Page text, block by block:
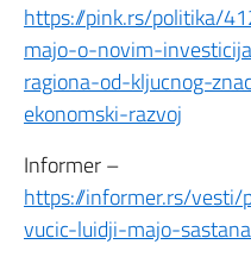
https://pink.rs/politika/
majo-o-novim-
ragiona-od-kljucnog-
ekonomski-razvoj
Informer –
https://informer.rs/
vucic-luidji-majo-